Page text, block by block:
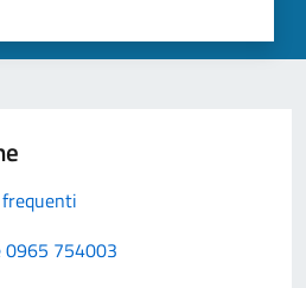
0965 754003